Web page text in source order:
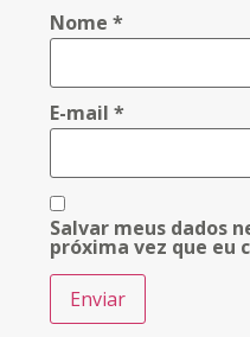
Nome*
E-mail*
Salvar meus dados
próxima vez que eu